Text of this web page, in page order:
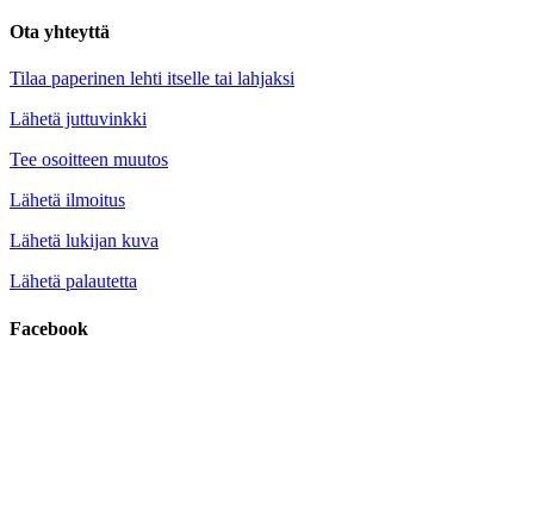
Ota yhteyttä
Tilaa paperinen lehti itselle tai lahjaksi
Lähetä juttuvinkki
Tee osoitteen muutos
Lähetä ilmoitus
Lähetä lukijan kuva
Lähetä palautetta
Facebook